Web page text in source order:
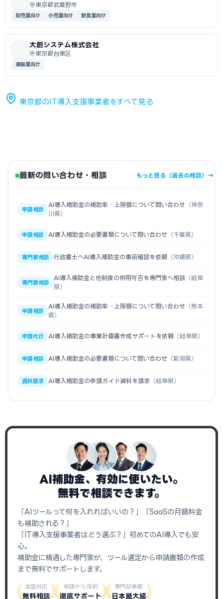
東京都武蔵野市
卸売業向け 小売業向け 飲食業向け
大創システム株式会社
東京都台東区
運輸業向け
東京都のIT導入支援事業者をすべて見る
最新の問い合わせ・相談 もっと見る（過去の相談）→
申請相談
AI導入補助金の補助率・上限額について問い合わせ （神奈
川県）
申請相談 AI導入補助金の必要書類について問い合わせ （千葉県）
専門家相談 行政書士へAI導入補助金の事前確認を依頼 （沖縄県）
専門家相談
AI導入補助金と他制度の併用可否を専門家へ相談 （岐阜
県）
申請相談
AI導入補助金の補助率・上限額について問い合わせ （熊本
県）
申請代行 AI導入補助金の事業計画書作成サポートを依頼 （岐阜県）
申請相談 AI導入補助金の必要書類について問い合わせ （新潟県）
資料請求 AI導入補助金の申請ガイド資料を請求 （岐阜県）
AI補助金、有効に使いたい。
無料で相談できます。
「AIツールって何を入れればいいの？」「SaaSの月額料金
も補助される？」
「IT導入支援事業者はどう選ぶ？」初めてのAI導入でも安
心。
補助金に精通した専門家が、ツール選定から申請書類の作成
まで無料でサポートします。
全国対応
無料相談
申請から採択
徹底サポート
専門記事数
日本最大級